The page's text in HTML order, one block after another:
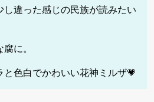
し違った感じの民族が読みたい
に。
と色白でかわいい花神ミルザ💗